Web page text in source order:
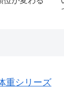
重シリーズ